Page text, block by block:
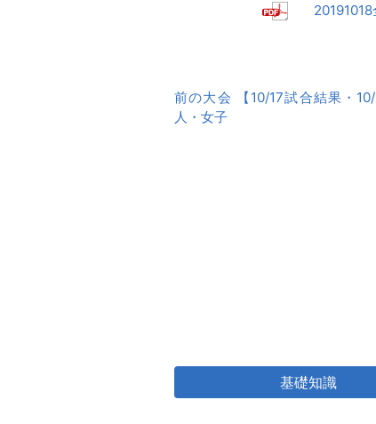
後
の
前の大会 【10/17試合結果・
人・女子
基礎知識